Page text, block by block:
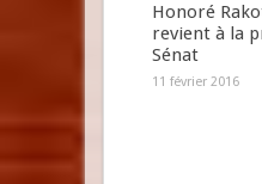
Honoré
revient à la
Sénat
11 février 2016